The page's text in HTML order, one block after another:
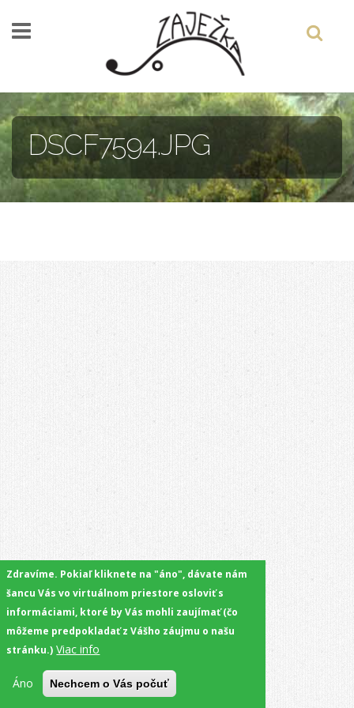
DSCF7594.JPG
Zdravíme. Pokiaľ kliknete na "áno", dávate nám
šancu Vás vo virtuálnom priestore osloviť s
informáciami, ktoré by Vás mohli zaujímať (čo
môžeme predpokladať z Vášho záujmu o našu
stránku.) Viac info
Áno Nechcem o Vás počuť